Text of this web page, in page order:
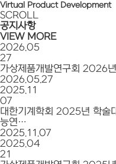
Virtual Product Development
SCROLL
공지사항
VIEW MORE
2026.05
27
가상제품개발연구회 2026
2026.05.27
2025.11
07
대한기계학회 2025년 학술
능연…
2025.11.07
2025.04
21